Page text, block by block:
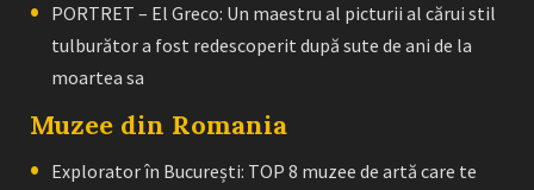
PORTRET – El Greco: Un maestru al picturii al cărui stil
tulburător a fost redescoperit după sute de ani de la
moartea sa
Muzee din Romania
Explorator în București: TOP 8 muzee de artă care te